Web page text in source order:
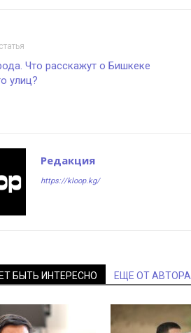
Что расскажут о Бишкеке
улиц?
Редакция
https://kloop.kg/
БЫТЬ ИНТЕРЕСНО ЕЩЕ ОТ АВТОРА